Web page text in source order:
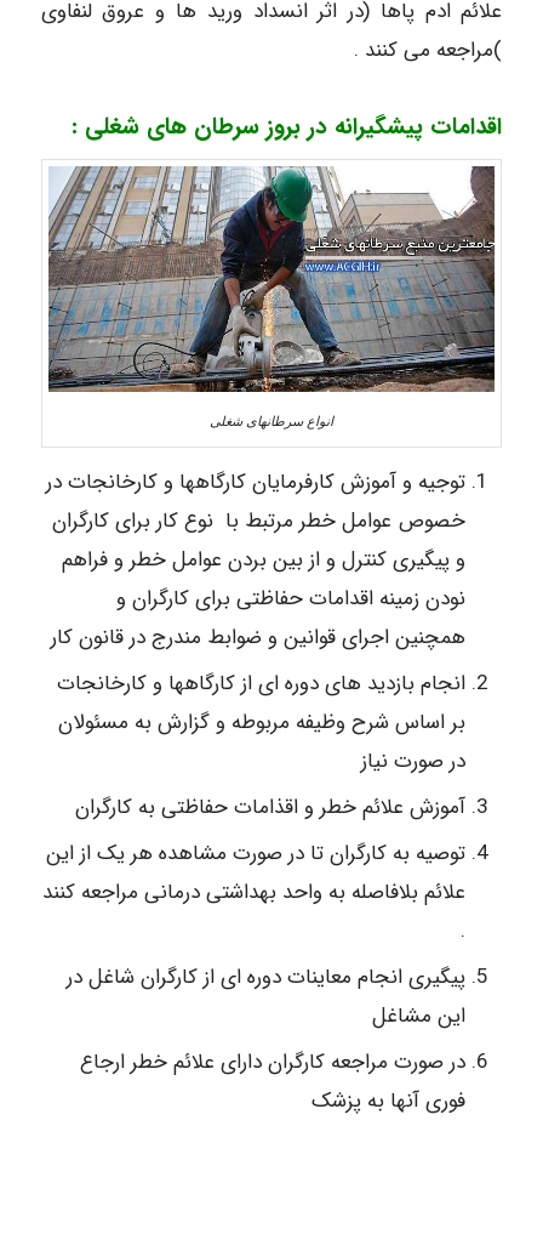
علائم ادم پاها (در اثر انسداد ورید ها و عروق لنفاوی
)‌مراجعه می کنند .
اقدامات پیشگیرانه در بروز سرطان های شغلی :
انواع سرطانهای شغلی
توجیه و آموزش کارفرمایان کارگاهها و کارخانجات در
خصوص عوامل خطر مرتبط با نوع کار برای کارگران
و پیگیری کنترل و از بین بردن عوامل خطر و فراهم
نودن زمینه اقدامات حفاظتی برای کارگران و
همچنین اجرای قوانین و ضوابط مندرج در قانون کار
انجام بازدید های دوره ای از کارگاهها و کارخانجات
بر اساس شرح وظیفه مربوطه و گزارش به مسئولان
در صورت نیاز
آموزش علائم خطر و اقذامات حفاظتی به کارگران
توصیه به کارگران تا در صورت مشاهده هر یک از این
علائم بلافاصله به واحد بهداشتی درمانی مراجعه کنند
.
پیگیری انجام معاینات دوره ای از کارگران شاغل در
این مشاغل
در صورت مراجعه کارگران دارای علائم خطر ارجاع
فوری آنها به پزشک